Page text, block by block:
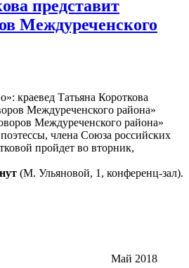
представит
Междуреченского
Междуреченского района»
члена Союза российских
пройдет во вторник,
(М. Ульяновой, 1, конференц-зал).
Май 2018